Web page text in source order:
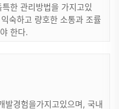
한 관리방법을 가지고있
숙하고 량호한 소통과 조률
한다.
발경험을가지고있으며, 국내